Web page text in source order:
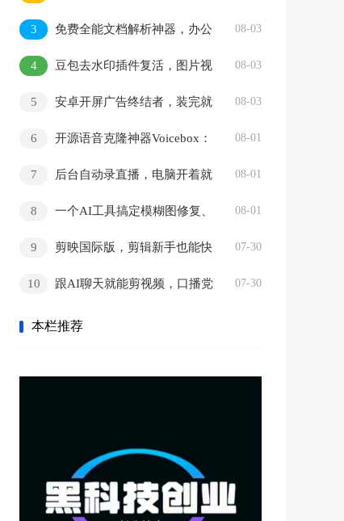
音频直接变10秒大片
08-03
3
免费全能文档解析神器，办公
格式一网打尽
08-03
4
豆包去水印插件复活，图片视
08-03
5
安卓开屏广告终结者，装完就
08-01
6
开源语音克隆神器Voicebox：
08-01
7
后台自动录直播，电脑开着就
08-01
8
一个AI工具搞定模糊图修复、
07-30
9
剪映国际版，剪辑新手也能快
07-30
10
跟AI聊天就能剪视频，口播党
本栏推荐